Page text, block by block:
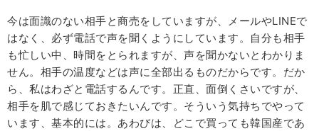
今は面識のない相手と商売をしていますが、メールやLINEで
はなく、必ず電話で声を聞くようにしています。自分も相手
も忙しい中、時間をとられますが、声を聞かないとわかりま
せん。相手の温度などは声に全部出るものだからです。だか
ら、私はわざと電話するんです。正直、面倒くさいですが、
相手を肌で感じておきたいんです。そういう気持ちでやって
います、基本的には。あわびは、どこで買っても韓国産であ